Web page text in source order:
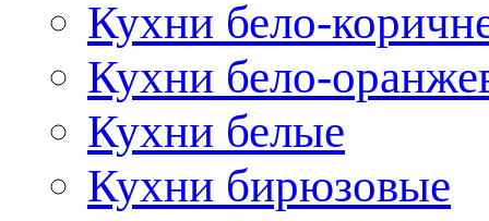
Кухни бело-
Кухни бело-
Кухни белые
Кухни бирюзовые